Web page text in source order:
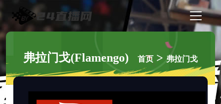
弗拉门戈(Flamengo) 首页 >弗拉门戈